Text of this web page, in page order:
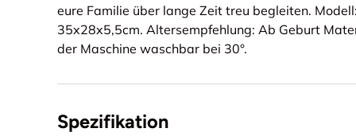
eure Familie über lange Zeit treu begleiten.
35x28x5,5cm. Altersempfehlung: Ab Geburt
der Maschine waschbar bei 30°.
Spezifikation